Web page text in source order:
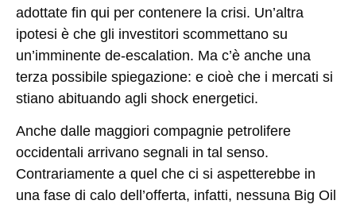
adottate fin qui per contenere la crisi. Un’altra
ipotesi è che gli investitori scommettano su
un’imminente de-escalation. Ma c’è anche una
terza possibile spiegazione: e cioè che i mercati si
stiano abituando agli shock energetici.
Anche dalle maggiori compagnie petrolifere
occidentali arrivano segnali in tal senso.
Contrariamente a quel che ci si aspetterebbe in
una fase di calo dell’offerta, infatti, nessuna Big Oil